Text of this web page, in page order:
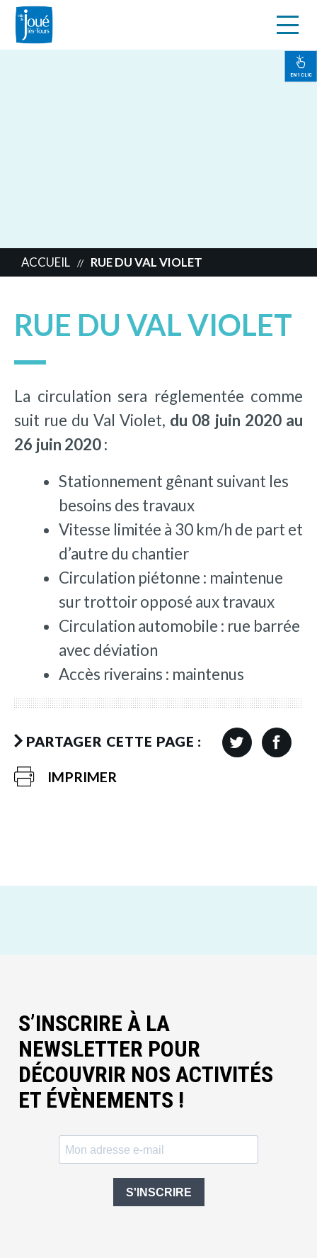
EN 1 CLIC
ACCUEIL // RUE DU VAL VIOLET
RUE DU VAL VIOLET
La circulation sera réglementée comme
suit rue du Val Violet, du 08 juin 2020 au
26 juin 2020 :
Stationnement gênant suivant les
besoins des travaux
Vitesse limitée à 30 km/h de part et
d’autre du chantier
Circulation piétonne : maintenue
sur trottoir opposé aux travaux
Circulation automobile : rue barrée
avec déviation
Accès riverains : maintenus
PARTAGER CETTE PAGE :
IMPRIMER
S’INSCRIRE À LA
NEWSLETTER POUR
DÉCOUVRIR NOS ACTIVITÉS
ET ÉVÈNEMENTS !
S'INSCRIRE